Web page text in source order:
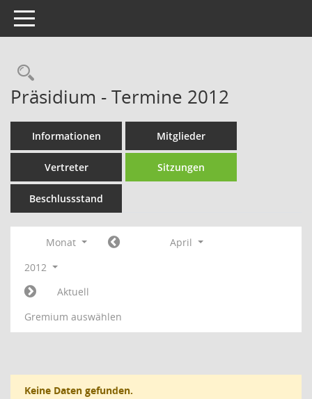
Toggle navigation
Rechercheauswahl
Präsidium - Termine 2012
Informationen Mitglieder
Vertreter Sitzungen
Beschlussstand
Monat
April
2012
Aktuell
Gremium auswählen
Keine Daten gefunden.